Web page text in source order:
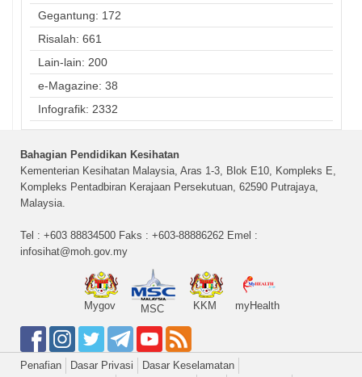
Gegantung: 172
Risalah: 661
Lain-lain: 200
e-Magazine: 38
Infografik: 2332
Bahagian Pendidikan Kesihatan
Kementerian Kesihatan Malaysia, Aras 1-3, Blok E10, Kompleks E,
Kompleks Pentadbiran Kerajaan Persekutuan, 62590 Putrajaya,
Malaysia.
Tel : +603 88834500 Faks : +603-88886262 Emel :
infosihat@moh.gov.my
Mygov MSC KKM myHealth
Penafian Dasar Privasi
Dasar Keselamatan